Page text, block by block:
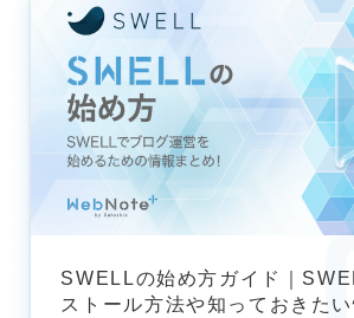
SWELLの始め方ガイド｜
ストール方法や知っておきた